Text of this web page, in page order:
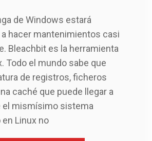
de Windows estará
hacer mantenimientos casi
Bleachbit es la herramienta
Todo el mundo sabe que
de registros, ficheros
caché que puede llegar a
el mismísimo sistema
Linux no